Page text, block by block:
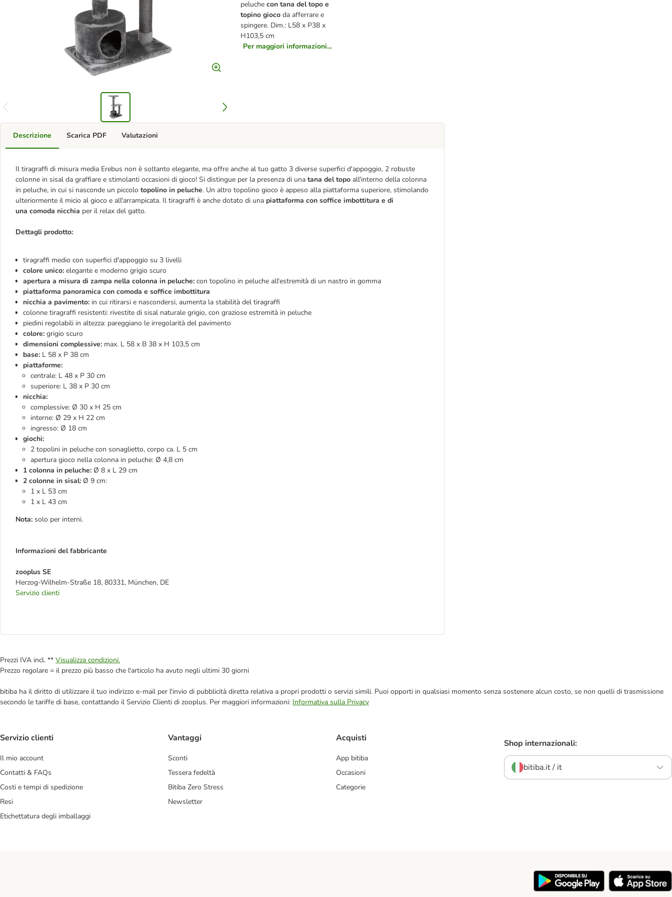
peluchecon tana del topo e
topino gioco da afferrare e
spingere. Dim.: L58 x P38 x
H103,5 cm
Per maggiori informazioni...
Descrizione
Il tiragraffi di misura media Erebus non è soltanto elegante, ma offre anche al tuo gatto 3 diverse superfici d'appoggio, 2 robuste
colonne in sisal da graffiare e stimolanti occasioni di gioco! Si distingue per la presenza di una tana del topo all'interno della colonna
in peluche, in cui si nasconde un piccolo topolino in peluche. Un altro topolino gioco è appeso alla piattaforma superiore, stimolando
ulteriormente il micio al gioco e all'arrampicata. Il tiragraffi è anche dotato di una piattaforma con soffice imbottitura e di
una comoda nicchia per il relax del gatto.
Dettagli prodotto:
tiragraffi medio con superfici d'appoggio su 3 livelli
colore unico: elegante e moderno grigio scuro
apertura a misura di zampa nella colonna in peluche: con topolino in peluche all'estremità di un nastro in gomma
piattaforma panoramica con comoda e soffice imbottitura
nicchia a pavimento: in cui ritirarsi e nascondersi, aumenta la stabilità del tiragraffi
colonne tiragraffi resistenti: rivestite di sisal naturale grigio, con graziose estremità in peluche
piedini regolabili in altezza: pareggiano le irregolarità del pavimento
colore: grigio scuro
dimensioni complessive: max. L 58 x B 38 x H 103,5 cm
base: L 58 x P 38 cm
piattaforme:
centrale: L 48 x P 30 cm
superiore: L 38 x P 30 cm
nicchia:
complessive: Ø 30 x H 25 cm
interne: Ø 29 x H 22 cm
ingresso: Ø 18 cm
giochi:
2 topolini in peluche con sonaglietto, corpo ca. L 5 cm
apertura gioco nella colonna in peluche: Ø 4,8 cm
1 colonna in peluche: Ø 8 x L 29 cm
2 colonne in sisal: Ø 9 cm:
1 x L 53 cm
1 x L 43 cm
Nota: solo per interni.
Informazioni del fabbricante
zooplus SE
Herzog-Wilhelm-Straße 18, 80331, München, DE
Servizio clienti
Scarica PDF Valutazioni
Prezzi IVA incl. ** Visualizza condizioni.
Prezzo regolare = il prezzo più basso che l'articolo ha avuto negli ultimi 30 giorni
bitiba ha il diritto di utilizzare il tuo indirizzo e-mail per l'invio di pubblicità diretta relativa a propri prodotti o servizi simili. Puoi opporti in qualsiasi momento senza sostenere alcun costo, se non quelli di trasmissione
secondo le tariffe di base, contattando il Servizio Clienti di zooplus. Per maggiori informazioni: Informativa sulla Privacy
Servizio clienti
Il mio account
Contatti & FAQs
Costi e tempi di spedizione
Resi
Etichettatura degli imballaggi
Vantaggi
Sconti
Tessera fedeltà
Bitiba Zero Stress
Newsletter
Acquisti
App bitiba
Occasioni
Categorie
Shop internazionali:
bitiba.it / it